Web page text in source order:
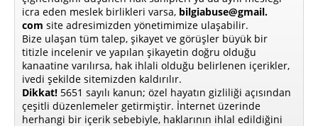
icra eden meslek birlikleri varsa, bilgiabuse@gmail.
com site adresimizden yönetimimize ulaşabilir.
Bize ulaşan tüm talep, şikayet ve görüşler büyük bir
titizle incelenir ve yapılan şikayetin doğru olduğu
kanaatine varılırsa, hak ihlali olduğu belirlenen içerikler,
ivedi şekilde sitemizden kaldırılır.
Dikkat! 5651 sayılı kanun; özel hayatın gizliliği açısından
çeşitli düzenlemeler getirmiştir. İnternet üzerinde
herhangi bir içerik sebebiyle, haklarının ihlal edildiğini